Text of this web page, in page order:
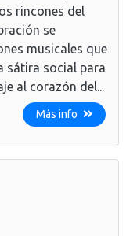
rincones del
se
musicales que
sátira social para
al corazón del...
Más info